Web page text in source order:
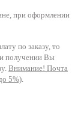
при оформлении
по заказу, то
получении Вы
Внимание! Почта
5%).